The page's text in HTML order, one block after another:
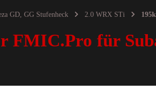
GD, GG Stufenheck 2.0 WRX STi
FMIC.Pro für